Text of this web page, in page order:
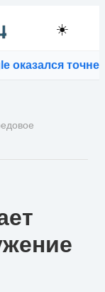
☀️
точнее